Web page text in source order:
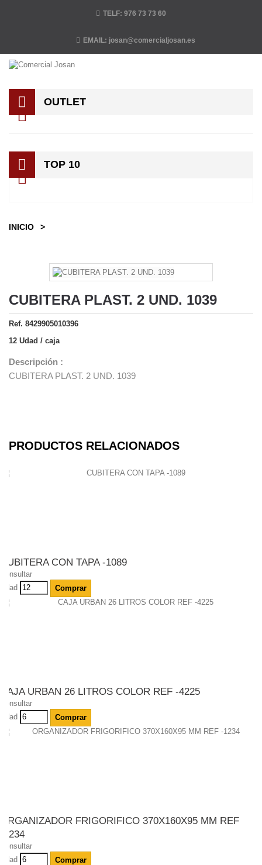
TELF: 976 73 73 60
EMAIL: josan@comercialjosan.es
OUTLET
TOP 10
INICIO >
CUBITERA PLAST. 2 UND. 1039
Ref. 8429905010396
12 Udad / caja
Descripción :
CUBITERA PLAST. 2 UND. 1039
PRODUCTOS RELACIONADOS
CUBITERA CON TAPA -1089
Consultar
Udad
Comprar
CAJA URBAN 26 LITROS COLOR REF -4225
Consultar
Udad
Comprar
ORGANIZADOR FRIGORIFICO 370X160X95 MM REF
-1234
Consultar
Udad
Comprar